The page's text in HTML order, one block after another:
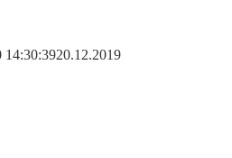
14:30:3920.12.2019